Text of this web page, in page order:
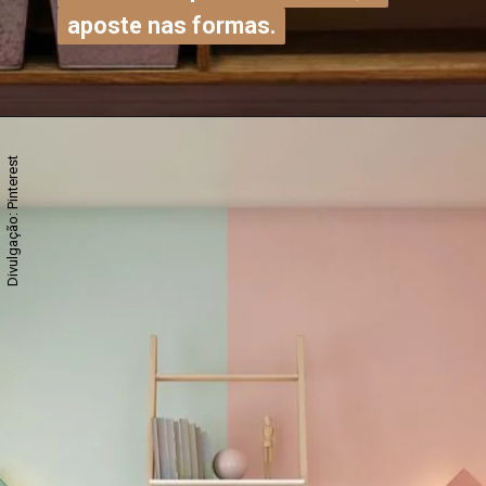
aposte nas formas.
aposte nas formas.
Divulgação: Pinterest